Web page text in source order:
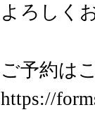
よろしく
ご予約は
https://